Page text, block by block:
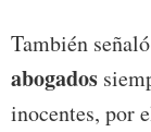
También
abogados
inocentes, por